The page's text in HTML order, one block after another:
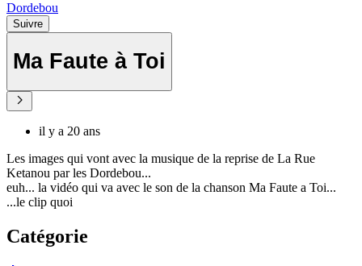
Dordebou
Suivre
Ma Faute à Toi
il y a 20 ans
Les images qui vont avec la musique de la reprise de La Rue
Ketanou par les Dordebou...
euh... la vidéo qui va avec le son de la chanson Ma Faute a Toi...
...le clip quoi
Catégorie